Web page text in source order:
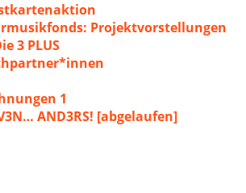
Projektvorstellungen
3 PLUS
1
AND3RS! [abgelaufen]